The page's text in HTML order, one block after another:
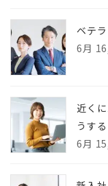
ベテ
6月
近く
うする
6月